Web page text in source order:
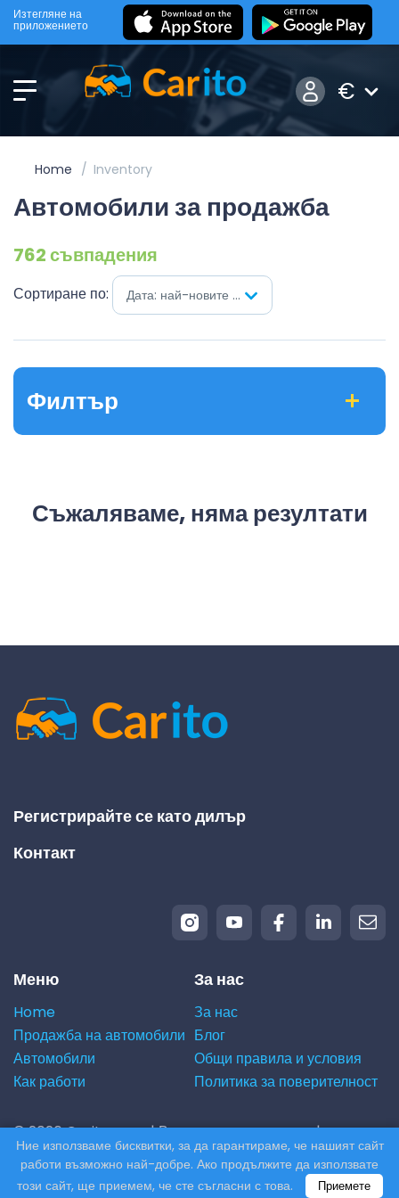
Изтегляне на
приложението
€
Home Inventory
Автомобили за продажба
762 съвпадения
Сортиране по: Дата: най-новите на първо място
Филтър
Съжаляваме, няма резултати
Регистрирайте се като дилър
Контакт
Меню
Home
Продажба на автомобили
Автомобили
Как работи
За нас
За нас
Блог
Общи правила и условия
Политика за поверителност
© 2026 Carito.com. | Всички права запазени |
Купуваме вашия автомобил на най-добрата цена! |
Powered by
CodiCo.io
Ние използваме бисквитки, за да гарантираме, че нашият сайт
работи възможно най-добре. Ако продължите да използвате
този сайт, ще приемем, че сте съгласни с това.
Приемете